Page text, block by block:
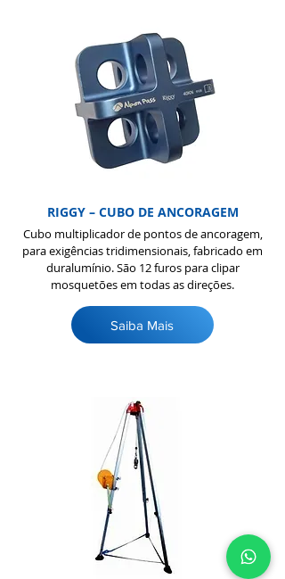
RIGGY – CUBO DE ANCORAGEM
Cubo multiplicador de pontos de ancoragem,
para exigências tridimensionais, fabricado em
duralumínio. São 12 furos para clipar
mosquetões em todas as direções.
Saiba Mais